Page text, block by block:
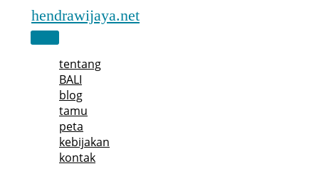
content
hendrawijaya.net
Main
tentang
BALI
blog
tamu
peta
kebijakan
kontak